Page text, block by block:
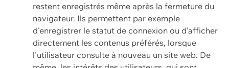
restent enregistrés même après la fermeture du
navigateur. Ils permettent par exemple
d'enregistrer le statut de connexion ou d'afficher
directement les contenus préférés, lorsque
l'utilisateur consulte à nouveau un site web. De